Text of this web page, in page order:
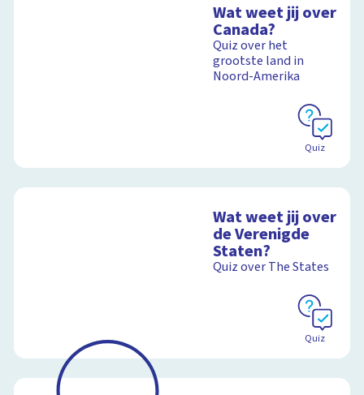
Wat weet jij over
Canada?
Quiz over het
grootste land in
Noord-Amerika
Quiz
Wat weet jij over
de Verenigde
Staten?
Quiz over The States
Quiz